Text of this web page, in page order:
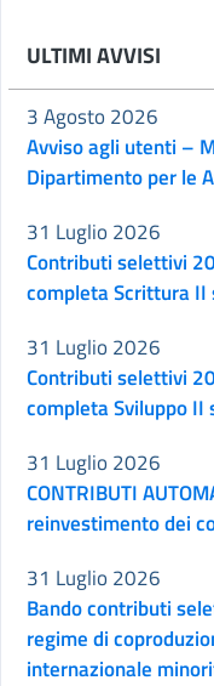
ULTIMI AVVISI
Avviso agli utenti –
Dipartimento per le
3 Agosto 2026
Contributi selettivi
completa Scrittura II
31 Luglio 2026
Contributi selettivi
completa Sviluppo II
31 Luglio 2026
CONTRIBUTI
reinvestimento dei
31 Luglio 2026
Bando contributi
regime di
internazionale
31 Luglio 2026